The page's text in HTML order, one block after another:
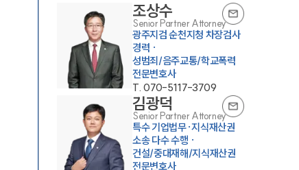
조상수
Senior Partner Attorney
광주지검 순천지청 차장검사
경력 ·
성범죄/음주교통/학교폭력
전문변호사
T.070-5117-3709
김광덕
Senior Partner Attorney
특수 기업법무·지식재산권
소송 다수 수행 ·
건설/중대재해/지식재산권
전문변호사